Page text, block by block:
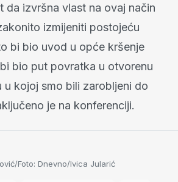
da izvršna vlast na ovaj način
izmijeniti postojeću
bi bio uvod u opće kršenje
bio put povratka u otvorenu
u kojoj smo bili zarobljeni do
je na konferenciji.
Foto: Dnevno/Ivica Jularić